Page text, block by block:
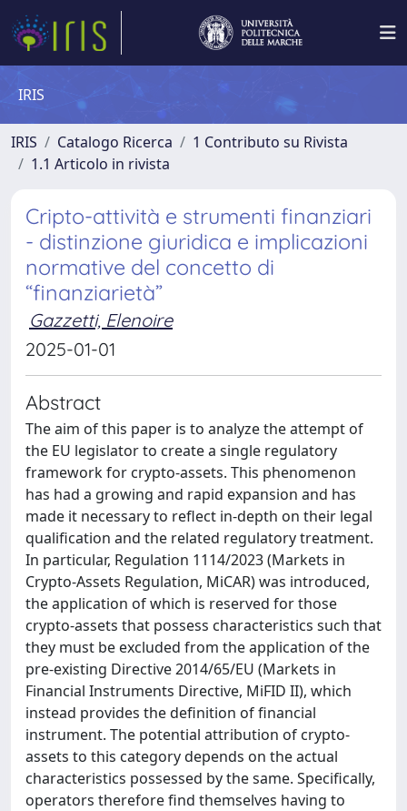
IRIS
IRIS Catalogo Ricerca
1 Contributo su Rivista
1.1 Articolo in rivista
Cripto-attività e strumenti finanziari
- distinzione giuridica e implicazioni
normative del concetto di
“finanziarietà”
Gazzetti, Elenoire
2025-01-01
Abstract
The aim of this paper is to analyze the attempt of
the EU legislator to create a single regulatory
framework for crypto-assets. This phenomenon
has had a growing and rapid expansion and has
made it necessary to reflect in-depth on their legal
qualification and the related regulatory treatment.
In particular, Regulation 1114/2023 (Markets in
Crypto-Assets Regulation, MiCAR) was introduced,
the application of which is reserved for those
crypto-assets that possess characteristics such that
they must be excluded from the application of the
pre-existing Directive 2014/65/EU (Markets in
Financial Instruments Directive, MiFID II), which
instead provides the definition of financial
instrument. The potential attribution of crypto-
assets to this category depends on the actual
characteristics possessed by the same. Specifically,
operators therefore find themselves having to